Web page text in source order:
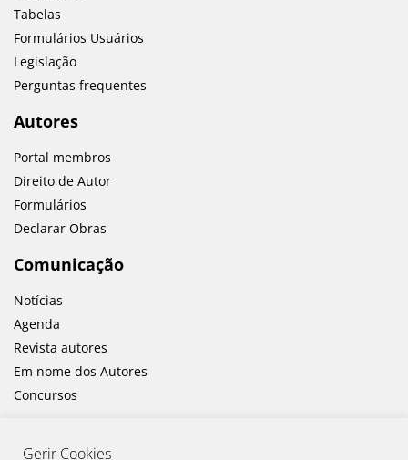
Tabelas
Formulários Usuários
Legislação
Perguntas frequentes
Autores
Portal membros
Direito de Autor
Formulários
Declarar Obras
Comunicação
Notícias
Agenda
Revista autores
Em nome dos Autores
Concursos
Gerir Cookies